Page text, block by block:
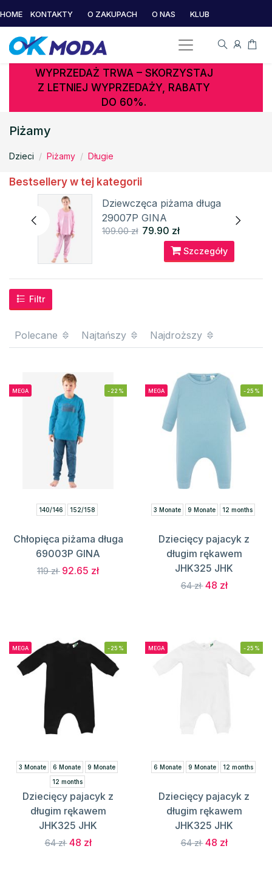
HOME KONTAKTY O ZAKUPACH O NAS KLUB
WYPRZEDAŻ TRWA – SKORZYSTAJ
Z LETNIEJ WYPRZEDAŻY, RABATY
DO 60%.
Piżamy
Dzieci Piżamy Długie
Bestsellery w tej kategorii
Dziewczęca piżama długa
29007P GINA
109.00 zł 79.90 zł
Szczegóły
Filtr
Polecane Najtańszy Najdroższy
MEGA -22%
140/146 152/158
Chłopięca piżama długa
69003P GINA
119 zł 92.65 zł
MEGA -25%
3 Monate 9 Monate 12 months
Dziecięcy pajacyk z
długim rękawem
JHK325 JHK
64 zł 48 zł
MEGA -25%
3 Monate 6 Monate
9 Monate
12 months
Dziecięcy pajacyk z
długim rękawem
JHK325 JHK
64 zł 48 zł
MEGA -25%
6 Monate 9 Monate 12 months
Dziecięcy pajacyk z
długim rękawem
JHK325 JHK
64 zł 48 zł